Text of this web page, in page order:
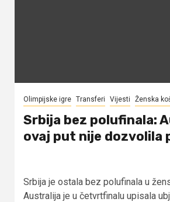
Olimpijske igre Transferi Vijesti Ženska
Srbija bez polufinala:
ovaj put nije dozvolila
Srbija je ostala bez polufinala u
Australija je u četvrtfinalu upisala